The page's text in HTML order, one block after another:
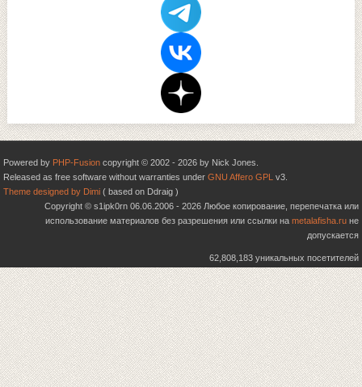
Powered by PHP-Fusion copyright © 2002 - 2026 by Nick Jones.
Released as free software without warranties under GNU Affero GPL v3.
Theme designed by Dimi ( based on Ddraig )
Copyright © s1ipk0rn 06.06.2006 - 2026 Любое копирование, перепечатка или
использование материалов без разрешения или ссылки на metalafisha.ru не
допускается
62,808,183 уникальных посетителей